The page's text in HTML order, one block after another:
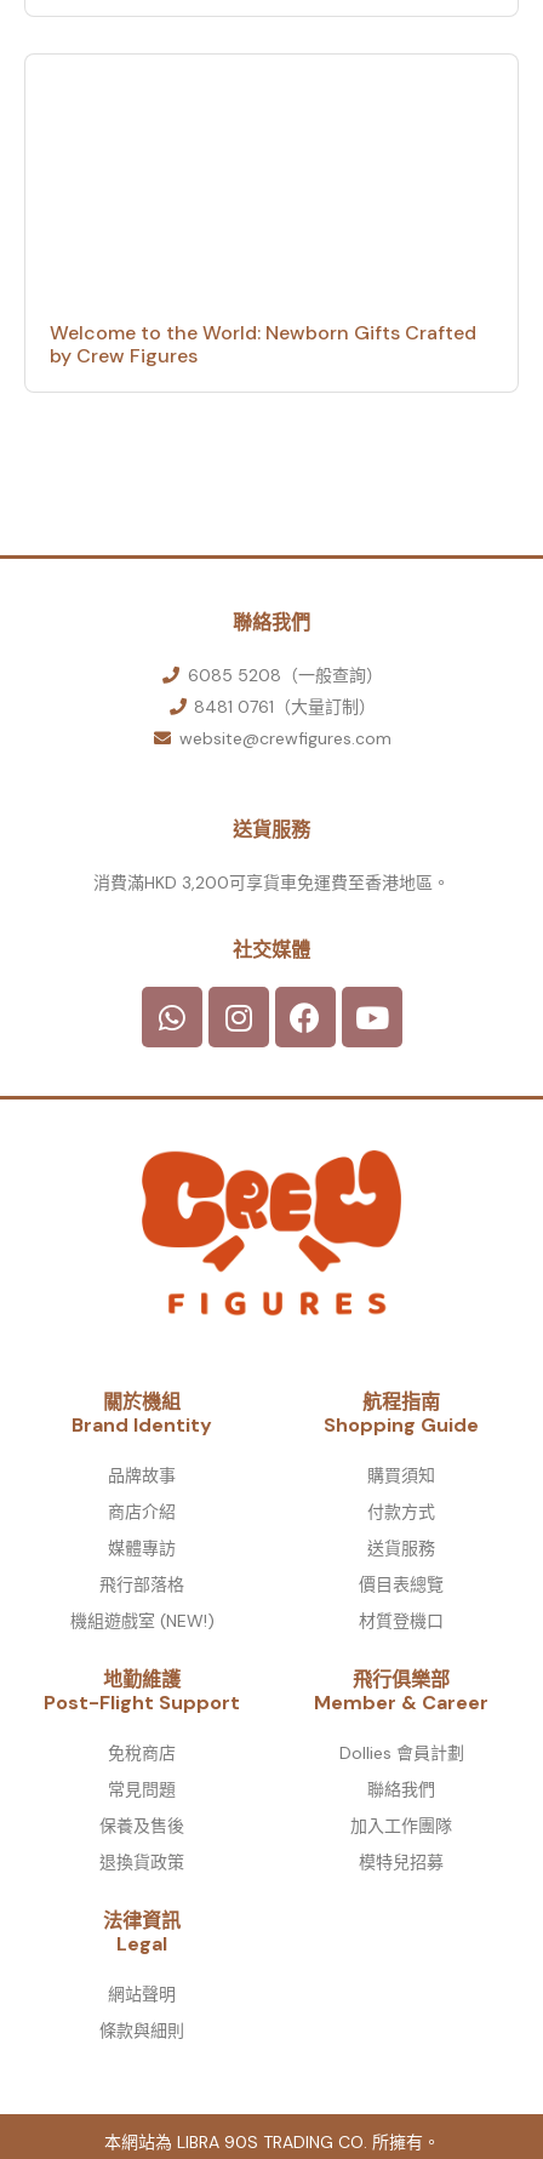
Welcome to the World: Newborn Gifts Crafted
by Crew Figures
聯絡我們
6085 5208（一般查詢）
8481 0761（大量訂制）
website@crewfigures.com
送貨服務
消費滿HKD 3,200可享貨車免運費至香港地區。
社交媒體
關於機組
Brand Identity​
品牌故事​
商店介紹
媒體專訪
飛行部落格
機組遊戲室 (NEW!)
航程指南
Shopping Guide
購買須知
付款方式
送貨服務
價目表總覽
材質登機口
地勤維護
Post-Flight Support
免稅商店
常見問題
保養及售後
退換貨政策
飛行俱樂部
Member & Career
Dollies 會員計劃
聯絡我們
加入工作團隊
模特兒招募
法律資訊
Legal
網站聲明
條款與細則
本網站為 LIBRA 90S TRADING CO. 所擁有。